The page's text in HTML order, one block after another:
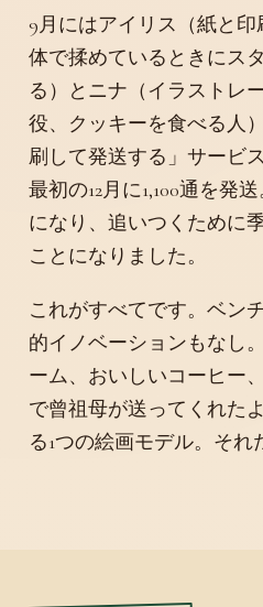
9月にはアイリス（紙と
体で揉めているときにス
る）とニナ（イラストレ
役、クッキーを食べる人
刷して発送する」サービス
最初の12月に1,100通を発
になり、追いつくために
ことになりました。
これがすべてです。ベン
的イノベーションもなし
ーム、おいしいコーヒー
で曾祖母が送ってくれた
る1つの絵画モデル。それ